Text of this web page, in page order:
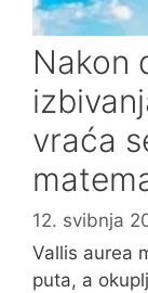
Nakon
vraća
12. svibnja
Vallis aurea
puta, a